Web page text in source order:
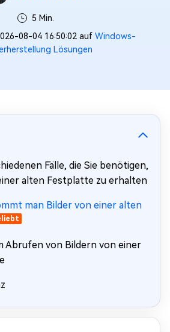
5 Min.
08-04 16:50:02 auf Windows-
Lösungen
Fälle, die Sie benötigen,
alten Festplatte zu erhalten
man Bilder von einer alten
Abrufen von Bildern von einer